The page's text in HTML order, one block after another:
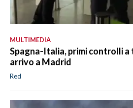
MULTIMEDIA
Spagna-Italia, primi controlli
arrivo a Madrid
Red